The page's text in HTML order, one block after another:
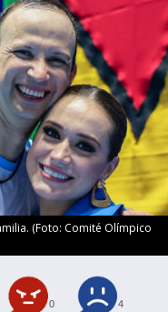
(Foto: Comité Olímpico
0 4